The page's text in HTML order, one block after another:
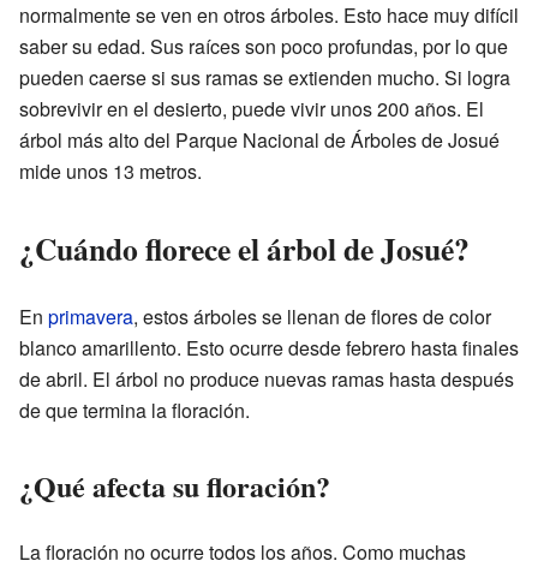
normalmente se ven en otros árboles. Esto hace muy difícil
saber su edad. Sus raíces son poco profundas, por lo que
pueden caerse si sus ramas se extienden mucho. Si logra
sobrevivir en el desierto, puede vivir unos 200 años. El
árbol más alto del Parque Nacional de Árboles de Josué
mide unos 13 metros.
¿Cuándo florece el árbol de Josué?
En primavera, estos árboles se llenan de flores de color
blanco amarillento. Esto ocurre desde febrero hasta finales
de abril. El árbol no produce nuevas ramas hasta después
de que termina la floración.
¿Qué afecta su floración?
La floración no ocurre todos los años. Como muchas